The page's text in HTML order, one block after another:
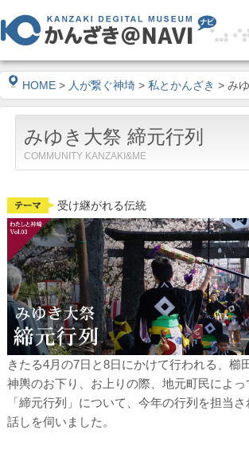
HOME > 人が繋ぐ神埼 > 私とかんざき > み
みゆき大祭 締元行列
COMMUNITY KANZAKI&ME
受け継がれる伝統
きたる4月の7日と8日にかけて行われる、櫛
神輿のお下り、お上りの際、地元町民によっ
「締元行列」について、今年の行列を担当
話しを伺いました。